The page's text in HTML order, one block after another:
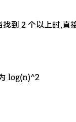
到 2 个以上时,直
log(n)^2